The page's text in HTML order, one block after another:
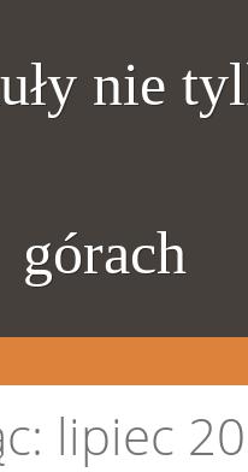
nie
górach
lipiec